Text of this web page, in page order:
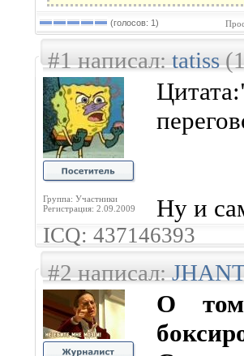
(голосов: 1)
#1 написал:tatiss
Группа: Участники
Регистрация: 2.09.2009
Ну и
ICQ: 437146393
#2 написал:
О